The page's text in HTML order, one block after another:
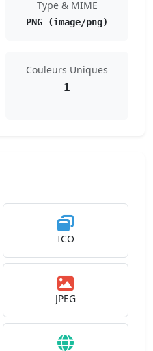
Type & MIME
PNG (image/png)
Couleurs Uniques
1
ICO
JPEG